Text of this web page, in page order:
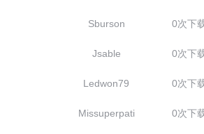
Sburson 0次下
Jsable 0次下
Ledwon79 0次下
Missuperpati 0次下